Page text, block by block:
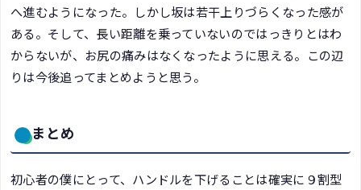
へ進むようになった。しかし坂は若干上りづらくなった感が
ある。そして、長い距離を乗っていないのではっきりとはわ
からないが、お尻の痛みはなくなったように思える。この辺
りは今後追ってまとめようと思う。
まとめ
初心者の僕にとって、ハンドルを下げることは確実に９割型